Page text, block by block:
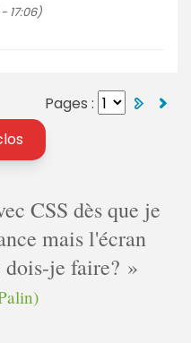
17:06)
Pages :
CSS dès que je
mais l'écran
je faire?